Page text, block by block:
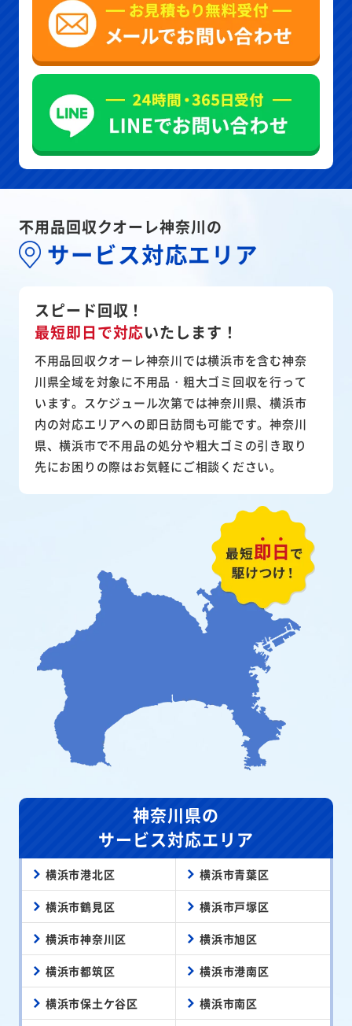
不用品回収クオーレ神奈川の
サービス対応エリア
スピード回収！
最短即日で対応いたします！
不用品回収クオーレ神奈川では横浜市を含む神奈
川県全域を対象に不用品・粗大ゴミ回収を行って
います。スケジュール次第では神奈川県、横浜市
内の対応エリアへの即日訪問も可能です。神奈川
県、横浜市で不用品の処分や粗大ゴミの引き取り
先にお困りの際はお気軽にご相談ください。
神奈川県の
サービス対応エリア
横浜市港北区 横浜市青葉区
横浜市鶴見区 横浜市戸塚区
横浜市神奈川区 横浜市旭区
横浜市都筑区 横浜市港南区
横浜市保土ケ谷区 横浜市南区